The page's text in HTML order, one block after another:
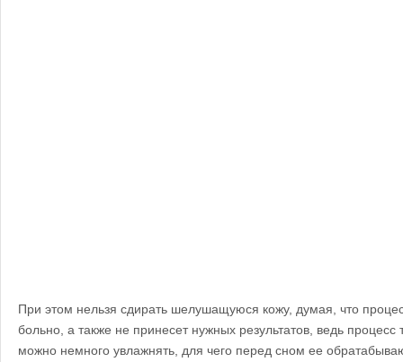
При этом нельзя сдирать шелушащуюся кожу, думая, что
больно, а также не принесет нужных результатов, ведь процесс
можно немного увлажнять, для чего перед сном ее